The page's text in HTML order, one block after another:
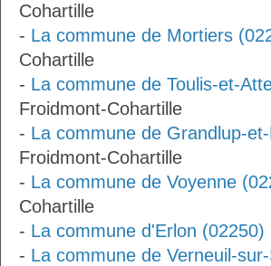
Cohartille
- La commune de Mortiers
Cohartille
- La commune de Toulis-et-
Froidmont-Cohartille
- La commune de Grandlup-
Froidmont-Cohartille
- La commune de Voyenne
Cohartille
- La commune d'Erlon (02250)
- La commune de Verneuil-